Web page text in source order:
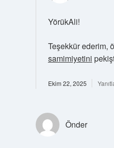
YörükAli!
Teşekkür ederim,
samimiyetini
Ekim 22, 2025
Önder